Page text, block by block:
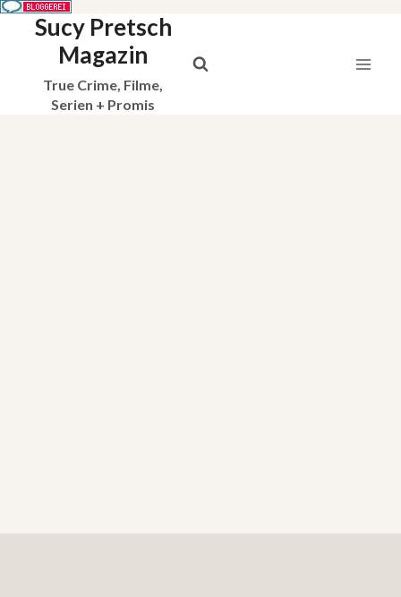
Sucy Pretsch
Magazin
True Crime, Filme,
Serien + Promis